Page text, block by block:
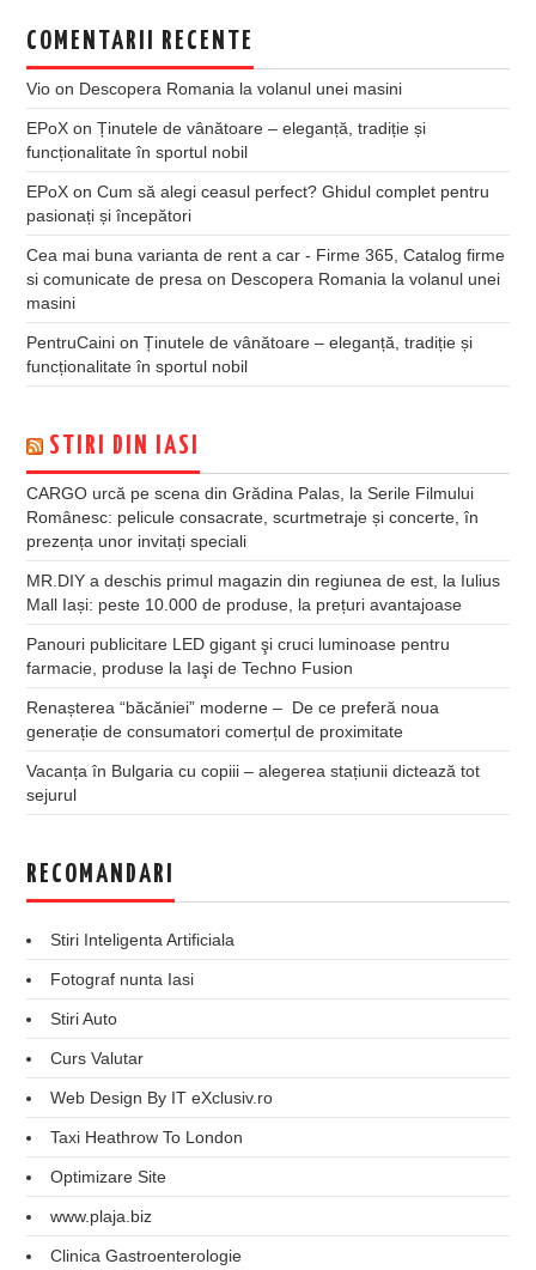
COMENTARII RECENTE
Vio on Descopera Romania la volanul unei masini
EPoX onȚinutele de vânătoare – eleganță, tradiție și
funcționalitate în sportul nobil
EPoX onCum să alegi ceasul perfect? Ghidul complet pentru
pasionați și începători
Cea mai buna varianta de rent a car - Firme 365, Catalog firme
si comunicate de presa on Descopera Romania la volanul unei
masini
PentruCaini onȚinutele de vânătoare – eleganță, tradiție și
funcționalitate în sportul nobil
STIRI DIN IASI
CARGO urcă pe scena din Grădina Palas, la Serile Filmului
Românesc: pelicule consacrate, scurtmetraje și concerte, în
prezența unor invitați speciali
MR.DIY a deschis primul magazin din regiunea de est, la Iulius
Mall Iași: peste 10.000 de produse, la prețuri avantajoase
Panouri publicitare LED gigant şi cruci luminoase pentru
farmacie, produse la Iaşi de Techno Fusion
Renașterea “băcăniei” moderne – De ce preferă noua
generație de consumatori comerțul de proximitate
Vacanța în Bulgaria cu copiii – alegerea stațiunii dictează tot
sejurul
RECOMANDARI
Stiri Inteligenta Artificiala
Fotograf nunta Iasi
Stiri Auto
Curs Valutar
Web Design By IT eXclusiv.ro
Taxi Heathrow To London
Optimizare Site
www.plaja.biz
Clinica Gastroenterologie